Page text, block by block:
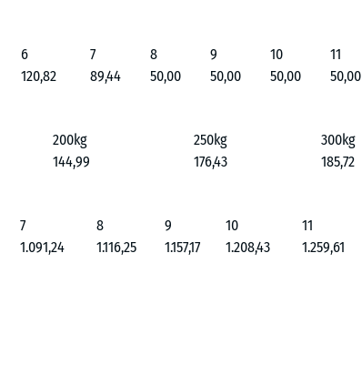
6 7 8 9 10 11
120,82 89,44 50,00 50,00 50,00 50,00
200kg 250kg
300kg
144,99 176,43 185,72
7 8 9 10 11
1.091,24 1.116,25 1.157,17 1.208,43 1.259,61